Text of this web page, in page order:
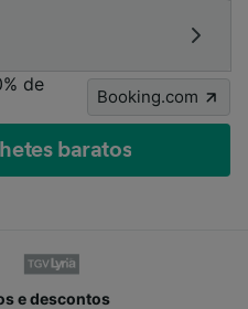
de
Booking.com
baratos
e descontos